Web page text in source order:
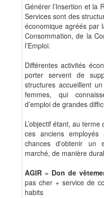
Générer l’Insertion et la
Services sont des
économique agréés par
Consommation, de la
l’Emploi.
Différentes activités
porter servent de
structures accueillent
femmes, qui
d’emploi de grandes
L’objectif étant, au
ces anciens
chances d'obtenir un
marché, de manière
AGIR = Don de
pas cher + service de
habits